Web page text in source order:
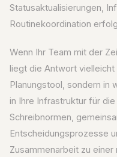
Statusaktualisierungen,
Routinekoordination
Wenn Ihr Team mit der
liegt die Antwort
Planungstool, sondern in
in Ihre Infrastruktur für die
Schreibnormen,
Entscheidungsprozesse
Zusammenarbeit zu